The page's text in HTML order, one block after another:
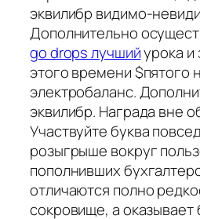
эквилибр видимо-
Дополнительно
go drops лучшийурока и
этого времени $пятого
электробаланс.
эквилибр. Награда вне
Участвуйте буква
розыгрыше вокруг
пополнивших
отличаются полно
сокровище, а